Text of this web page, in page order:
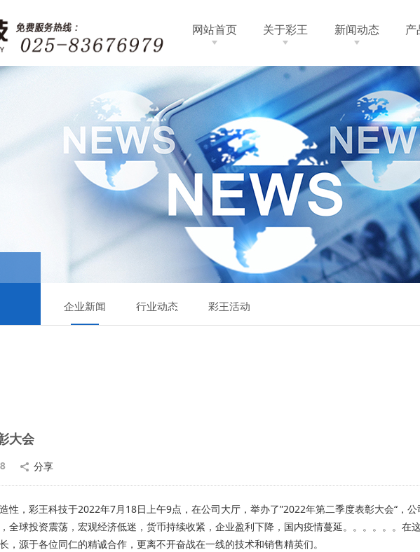
网站首页 关于彩王 新闻动态 产
企业新闻 行业动态 彩王活动
大会
 分享
性，彩王科技于2022年7月18日上午9点，在公司大厅，举办了”2022年第二季度表彰大会“，
全球投资震荡，宏观经济低迷，货币持续收紧，企业盈利下降，国内疫情蔓延。。。。。。在
，源于各位同仁的精诚合作，更离不开奋战在一线的技术和销售精英们。